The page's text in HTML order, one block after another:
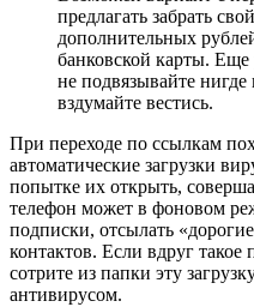
предлагать забрать
дополнительных
банковской карты. Еще
не подвязывайте
вздумайте вестись.
При переходе по ссылкам
автоматические загрузки
попытке их открыть,
телефон может в фоновом
подписки, отсылать
контактов. Если вдруг
сотрите из папки эту
антивирусом.